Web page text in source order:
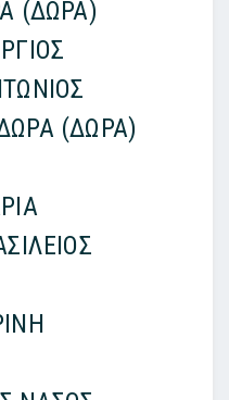
(ΔΩΡΑ)
(ΔΩΡΑ)